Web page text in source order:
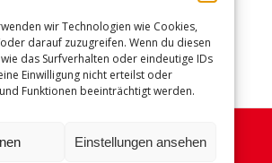
wir Technologien wie Cookies,
darauf zuzugreifen. Wenn du diesen
das Surfverhalten oder eindeutige IDs
Einwilligung nicht erteilst oder
Funktionen beeinträchtigt werden.
Einstellungen ansehen
und Zeltverleih